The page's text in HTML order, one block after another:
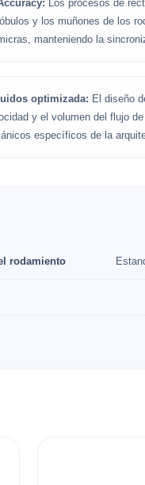
Los procesos de
y los muñones de los
manteniendo la
optimizada: El diseño
y el volumen del flujo
específicos de la
rodamiento